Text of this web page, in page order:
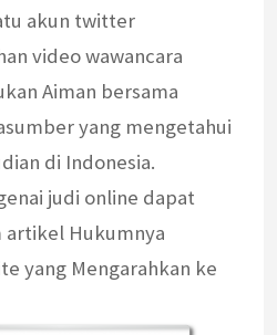
akun twitter
video wawancara
Aiman bersama
yang mengetahui
di Indonesia.
judi online dapat
artikel Hukumnya
yang Mengarahkan ke